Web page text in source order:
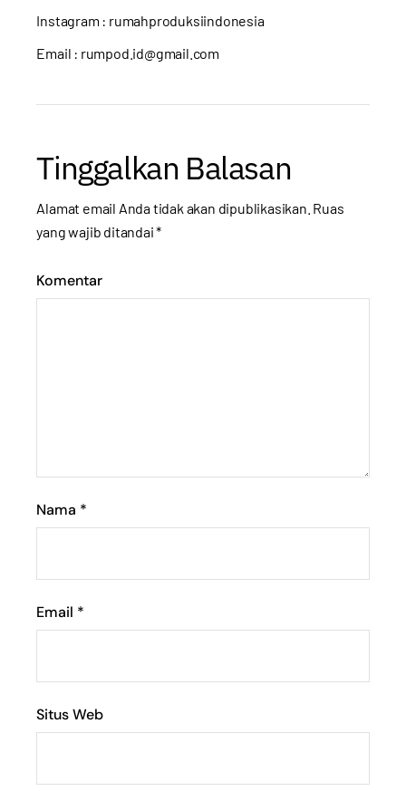
Instagram : rumahproduksiindonesia
Email : rumpod.id@gmail.com
Tinggalkan Balasan
Alamat email Anda tidak akan dipublikasikan. Ruas
yang wajib ditandai*
Komentar
Nama *
Email *
Situs Web